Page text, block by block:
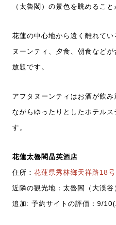
（太魯閣）の景色を眺めること
花蓮の中心地から遠く離れて
ヌーンティ、夕食、朝食など
放題です。
アフタヌーンティはお酒が飲
ながらゆったりとしたホテル
す。
花蓮太魯閣晶英酒店
住所： 花蓮県秀林鄉天祥路18号
近隣の観光地：太魯閣（大渓谷
追加: 予約サイトの評価：9/